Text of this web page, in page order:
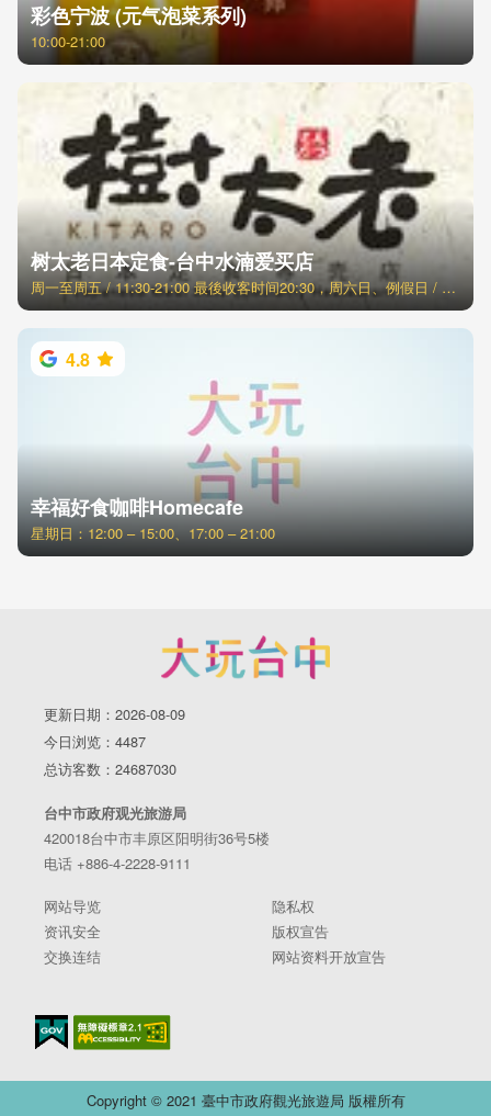
彩色宁波 (元气泡菜系列)
10:00-21:00
树太老日本定食-台中水湳爱买店
周一至周五 / 11:30-21:00 最後收客时间20:30，周六日、例假日 / 11:00-21:30 最後收客时间21:00
4.8
幸福好食咖啡Homecafe
星期日：12:00 – 15:00、17:00 – 21:00
更新日期：2026-08-09
今日浏览：4487
总访客数：24687030
台中市政府观光旅游局
420018台中市丰原区阳明街36号5楼
电话 +886-4-2228-9111
网站导览
隐私权
资讯安全
版权宣告
交换连结
网站资料开放宣告
Copyright © 2021 臺中市政府觀光旅遊局 版權所有